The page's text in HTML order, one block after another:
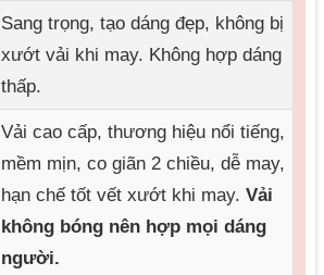
Sang trọng, tạo dáng đẹp, không bị
xướt vải khi may. Không hợp dáng
thấp.
Vải cao cấp, thương hiệu nổi tiếng,
mềm mịn, co giãn 2 chiều, dễ may,
hạn chế tốt vết xướt khi may. Vải
không bóng nên hợp mọi dáng
người.